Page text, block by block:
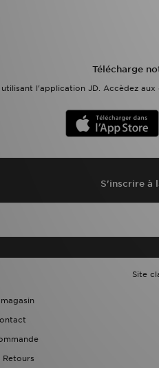
Télécharge
l'application JD. Accèdez
S'inscrire à
Site
Retours